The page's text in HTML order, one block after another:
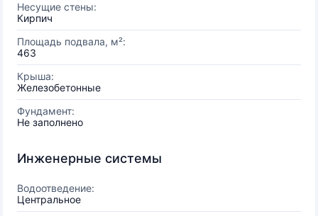
Несущие стены:
Кирпич
Площадь подвала, м²:
463
Крыша:
Железобетонные
Фундамент:
Не заполнено
Инженерные системы
Водоотведение:
Центральное